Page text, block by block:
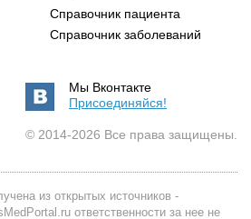
Справочник пациента
Справочник заболеваний
Мы Вконтакте
Присоединяйся!
© 2014-2026 Все права защищены.
из открытых источников -
ответственности за нее не